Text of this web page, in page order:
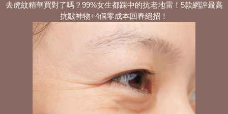
程優勢+適用族群！
Fotona 4D鼻鼾槍邊間好？4大療程優勢
+流程與步驟公開！
睡眠窒息症治療：詳解3大睡眠窒息問題
類型+專業治療方案！
如何解決鼻塞？盤點5大鼻塞常見的原因
+實用的緩解與改善攻略！
防鼻鼾枕頭導覽：認知3大鼻鼾成因+快
去虎紋精華買對了嗎？99%女生都踩中的抗老地雷！5款網評最高
抗皺神物+4個零成本回春絕招！